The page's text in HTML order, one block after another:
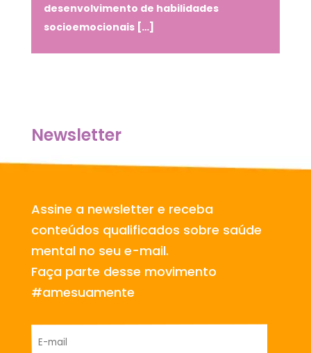
desenvolvimento de habilidades
socioemocionais […]
Newsletter
Assine a newsletter e receba
conteúdos qualificados sobre saúde
mental no seu e-mail.
Faça parte desse movimento
#amesuamente